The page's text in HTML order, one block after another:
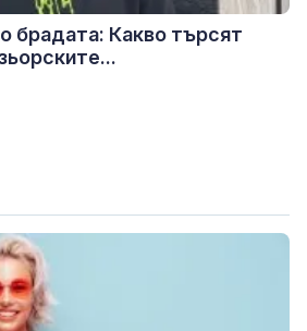
брадата: Какво търсят